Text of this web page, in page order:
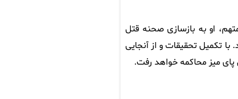
او به بازسازی صحنه قتل
با تکمیل تحقیقات و از آنجایی
میز محاکمه خواهد رفت.